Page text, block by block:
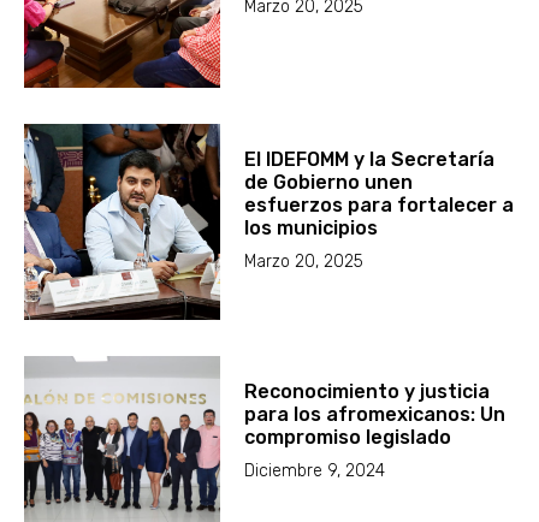
Marzo 20, 2025
El IDEFOMM y la Secretaría
de Gobierno unen
esfuerzos para fortalecer a
los municipios
Marzo 20, 2025
Reconocimiento y justicia
para los afromexicanos: Un
compromiso legislado
Diciembre 9, 2024